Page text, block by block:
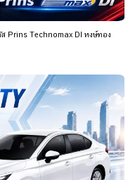
Prins Technomax DI หงษ์ทอง